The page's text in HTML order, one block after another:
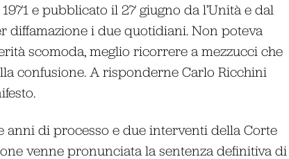
e pubblicato il 27 giugno da l’Unità e dal
diffamazione i due quotidiani. Non poteva
scomoda, meglio ricorrere a mezzucci che
confusione. A risponderne Carlo Ricchini
anni di processo e due interventi della Corte
venne pronunciata la sentenza definitiva di